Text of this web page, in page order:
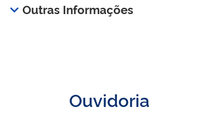
Outras Informações
Ouvidoria